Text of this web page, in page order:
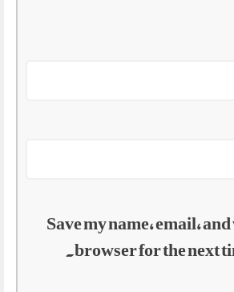
Save my name, email,
browser for the next